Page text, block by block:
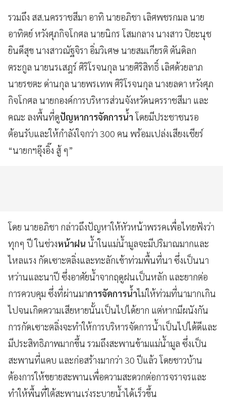
รวมถึง สส.นครราชสีมา อาทิ นายอภิชา เลิศพชรกมล นาย
อาทิตย์ หวังศุภกิจโกศล นายนิกร โสมกลาง นางสาว ปิยะนุช
ยินดีสุข นางสาวณัฐจิรา อิ่มวิเศษ นายสมเกียรติ ตันดิลก
ตระกูล นายนรเสฎร์ ศิริโรจนกุล นายศิริสิทธิ์ เลิศด้วยลาภ
นายรชตะ ด่านกุล นายพรเทพ ศิริโรจนกุล นางยลดา หวังศุภ
กิจโกศล นายกองค์การบริหารส่วนจังหวัดนครราชสีมา และ
คณะ ลงพื้นที่ดูปัญหาการจัดการน้ำโดยมีประชาชนรอ
ต้อนรับและให้กำลังใจกว่า 300 คน พร้อมเปล่งเสียงเชียร์
“นายกฯอุ๊งอิ๊ง สู้ ๆ”
โดย นายอภิชา กล่าวถึงปัญหาให้หัวหน้าพรรคเพื่อไทยฟังว่า
ทุกๆ ปี ในช่วงหน้าฝน น้ำในแม่น้ำมูลจะมีปริมาณมากและ
ไหลแรง กัดเซาะตลิ่งและทะลักเข้าท่วมพื้นที่นา ซึ่งเป็นนา
หว่านและนาปี ซึ่งอาศัยน้ำจากฤดูฝนเป็นหลัก และยากต่อ
การควบคุม ซึ่งที่ผ่านมาการจัดการน้ำไม่ให้ท่วมที่นามากเกิน
ไปจนเกิดความเสียหายนั้นเป็นไปได้ยาก แต่หากมีผนังกัน
การกัดเซาะตลิ่งจะทำให้การบริหารจัดการน้ำเป็นไปได้ดีและ
มีประสิทธิภาพมากขึ้น รวมถึงสะพานข้ามแม่น้ำมูล ซึ่งเป็น
สะพานที่แคบ และก่อสร้างมากว่า 30 ปีแล้ว โดยชาวบ้าน
ต้องการให้ขยายสะพานเพื่อความสะดวกต่อการจราจรและ
ทำให้พื้นที่ใต้สะพานเร่งระบายน้ำได้เร็วขึ้น